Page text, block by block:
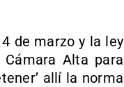
de marzo y la ley
Alta para
allí la norma